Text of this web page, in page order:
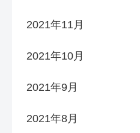
2021年11月
2021年10月
2021年9月
2021年8月